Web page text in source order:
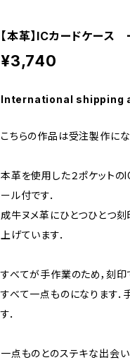
【本革】ICカードケース
¥3,740
International shipping
こちらの作品は受注製作にな
本革を使用した２ポケットの
ール付です．
成牛ヌメ革にひとつひとつ
上げています．
すべてが手作業のため，刻印
すべて一点ものになります
す．
一点ものとのステキな出会